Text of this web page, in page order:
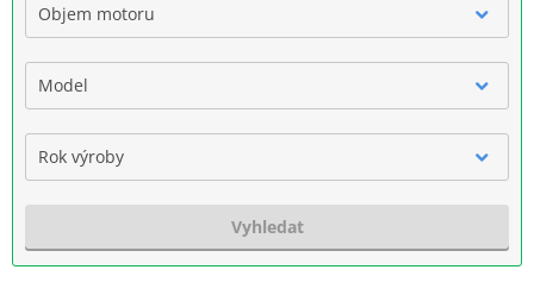
Objem motoru
Model
Rok výroby
Vyhledat